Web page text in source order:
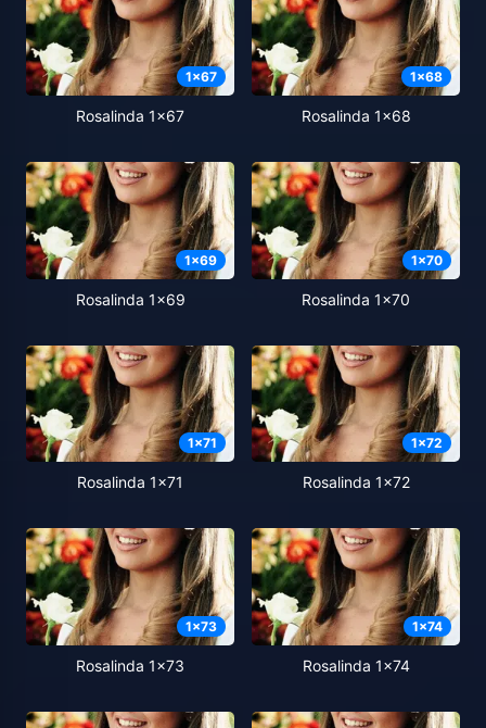
1x67
Rosalinda 1x67
1x68
Rosalinda 1x68
1x69
Rosalinda 1x69
1x70
Rosalinda 1x70
1x71
Rosalinda 1x71
1x72
Rosalinda 1x72
1x73
Rosalinda 1x73
1x74
Rosalinda 1x74